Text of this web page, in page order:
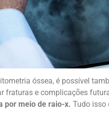
óssea, é possível
fraturas e complicações
por meio de raio-x. Tudo isso